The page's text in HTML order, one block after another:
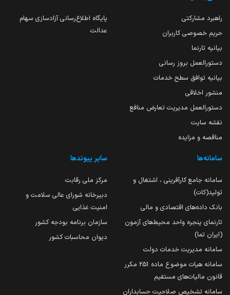
راهبرد مشارکتی
حریم خصوصی کاربران
بیانیه تارنما
دستورالعمل بروز رسانی
بیانیه توافق سطح خدمات
منشور اخلاقی
دستورالعمل مدیریت تعارض منافع
نقشه سایت
مناقصه و مزایده
پایگاه اطلاع‌رسانی آزادسازی سهام
عدالت
سامانه‌ها
سامانه جامع کارآفرینی ، اشتغال و
تولید(کات)
بانک داده‌های اقتصادی و مالی
تارنمای پنجره واحد محیط‌های آزمون
(ایران تما)
سامانه مدیریت خدمات دولت
سامانه هیات موضوع ماده 251 مکرر
قانون مالیات‌های مستقیم
سامانه تشخیص صلاحیت حسابداران
سایر پیوندها
مرکز ملی رقابت
دبیرخانه شورای عالی سلامت و
امنیت غذایی
سازمان برنامه بودجه کشور
دیوان محاسبات کشور